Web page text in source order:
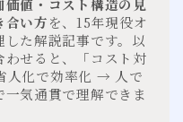
合い方を、15年現役オ
た解説記事です。以
せると、「コスト対
化で効率化 → 人で
気通貫で理解できま